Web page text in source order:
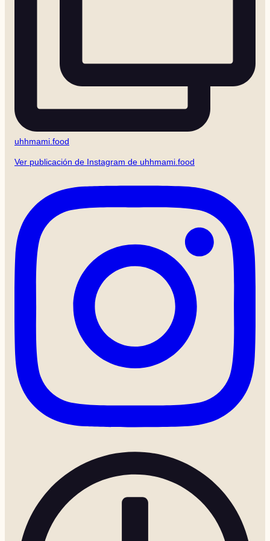
uhhmami.food
Ver publicación de Instagram de uhhmami.food